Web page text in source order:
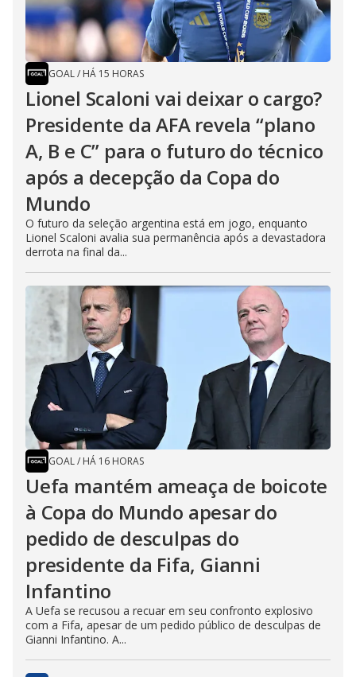
GOAL/ HÁ 15 HORAS
Lionel Scaloni vai deixar o cargo?
Presidente da AFA revela “plano
A, B e C” para o futuro do técnico
após a decepção da Copa do
Mundo
O futuro da seleção argentina está em jogo, enquanto
Lionel Scaloni avalia sua permanência após a devastadora
derrota na final da...
GOAL/ HÁ 16 HORAS
Uefa mantém ameaça de boicote
à Copa do Mundo apesar do
pedido de desculpas do
presidente da Fifa, Gianni
Infantino
A Uefa se recusou a recuar em seu confronto explosivo
com a Fifa, apesar de um pedido público de desculpas de
Gianni Infantino. A...